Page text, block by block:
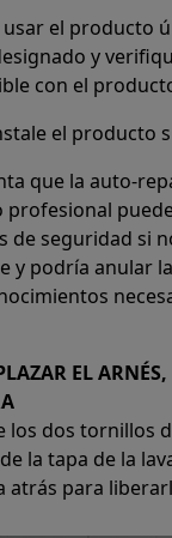
usar el producto
y
con el
el producto
que la auto-
profesional
de seguridad si
y podría anular
EL
los dos tornillos
la tapa de la
atrás para